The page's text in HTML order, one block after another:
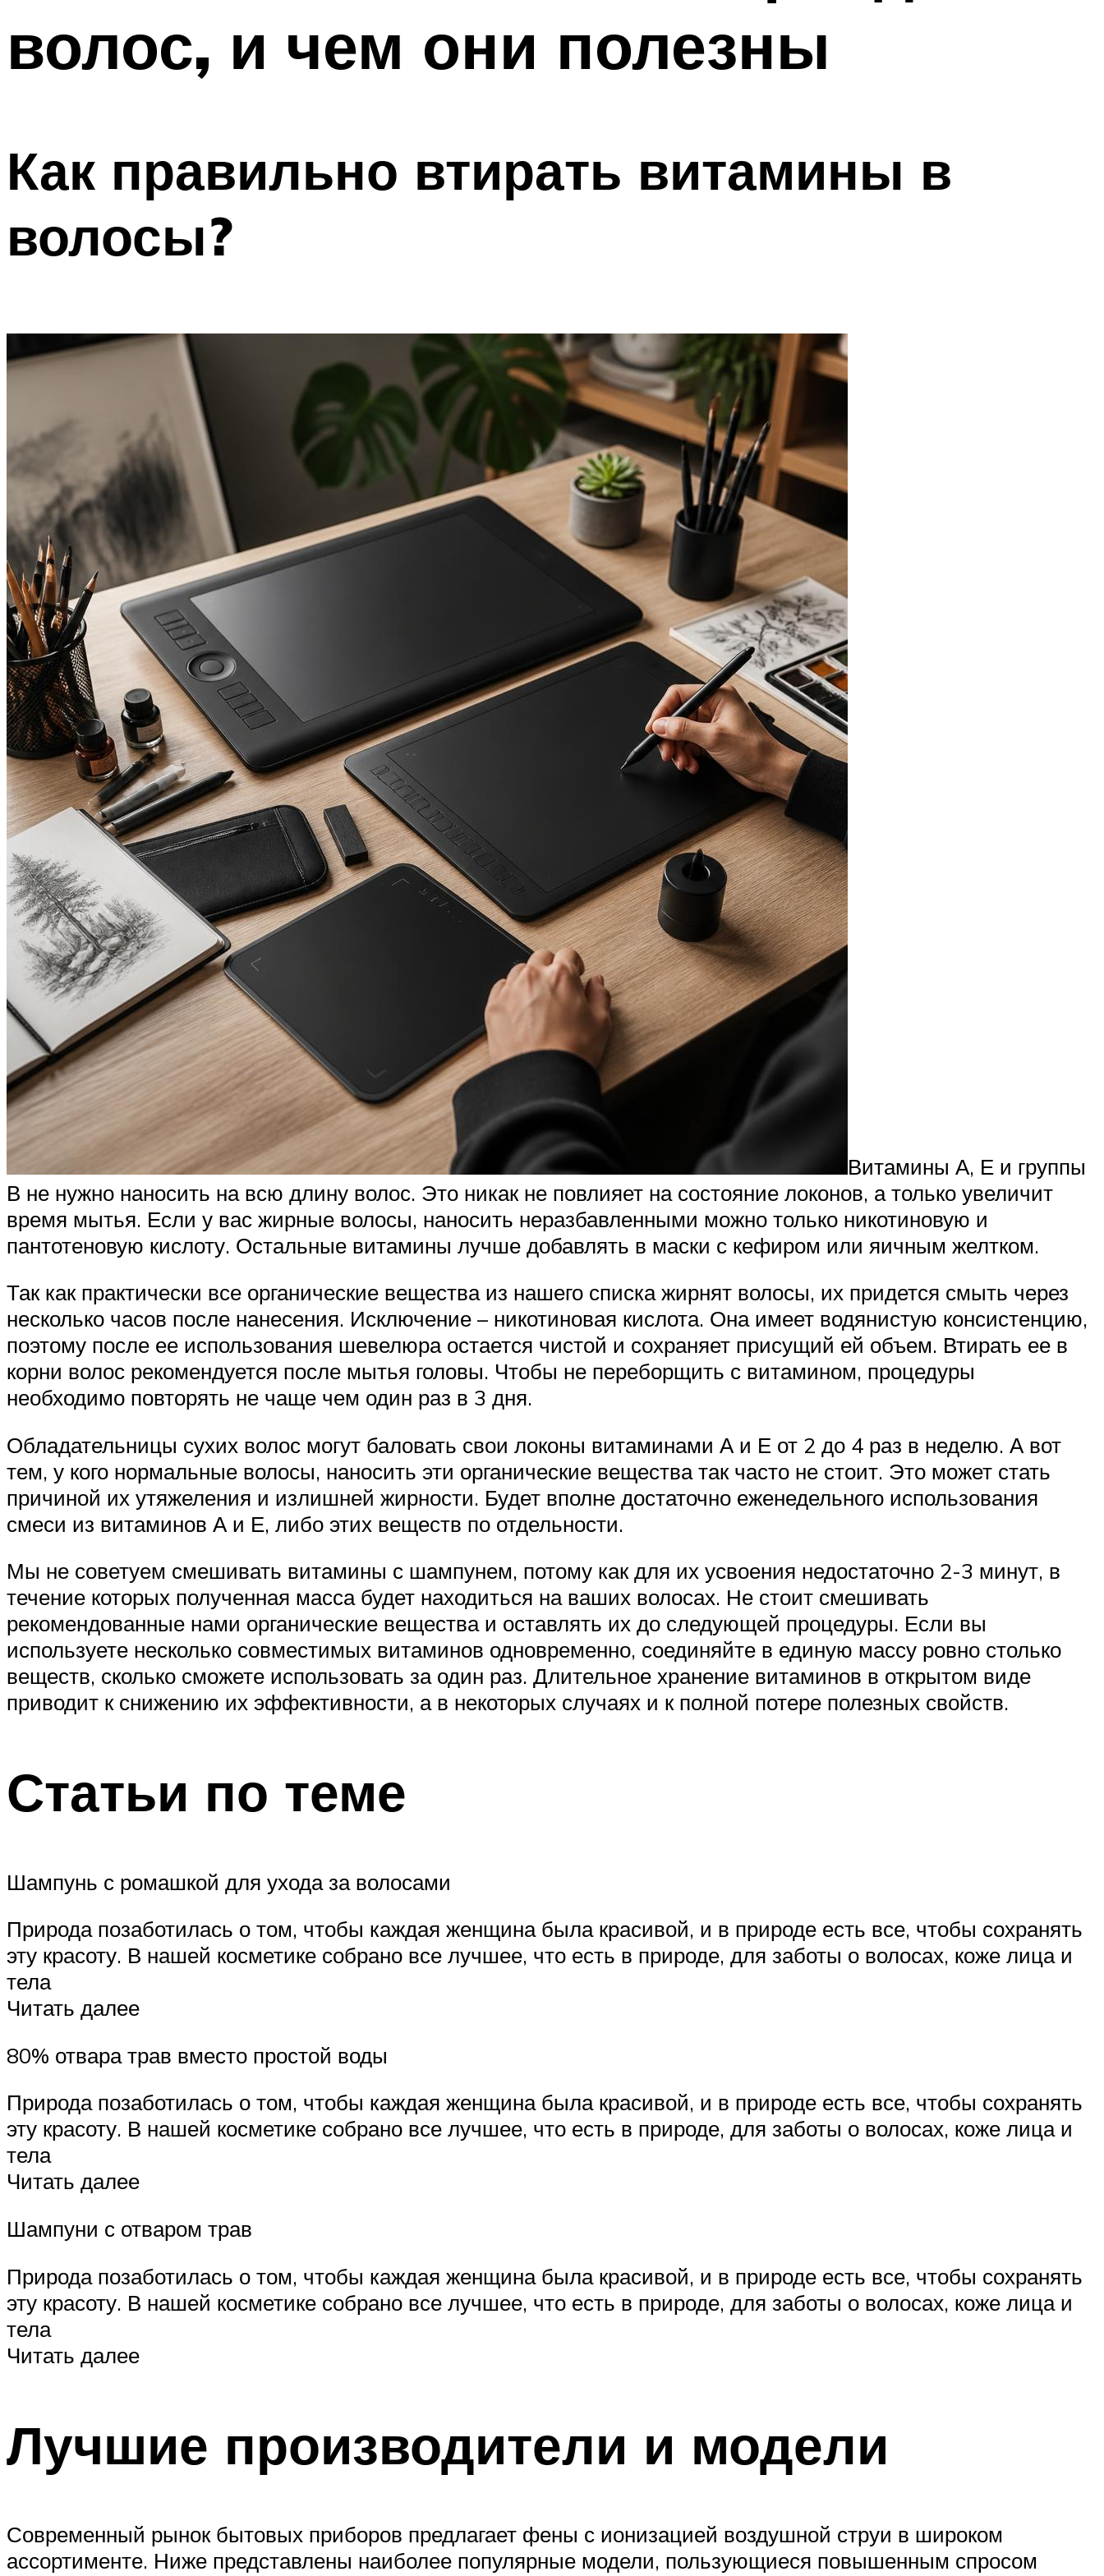
волос, и чем они полезны
Как правильно втирать витамины в
волосы?
Витамины А, Е и группы
В не нужно наносить на всю длину волос. Это никак не повлияет на состояние локонов, а только увеличит
время мытья. Если у вас жирные волосы, наносить неразбавленными можно только никотиновую и
пантотеновую кислоту. Остальные витамины лучше добавлять в маски с кефиром или яичным желтком.
Так как практически все органические вещества из нашего списка жирнят волосы, их придется смыть через
несколько часов после нанесения. Исключение – никотиновая кислота. Она имеет водянистую консистенцию,
поэтому после ее использования шевелюра остается чистой и сохраняет присущий ей объем. Втирать ее в
корни волос рекомендуется после мытья головы. Чтобы не переборщить с витамином, процедуры
необходимо повторять не чаще чем один раз в 3 дня.
Обладательницы сухих волос могут баловать свои локоны витаминами А и Е от 2 до 4 раз в неделю. А вот
тем, у кого нормальные волосы, наносить эти органические вещества так часто не стоит. Это может стать
причиной их утяжеления и излишней жирности. Будет вполне достаточно еженедельного использования
смеси из витаминов А и Е, либо этих веществ по отдельности.
Мы не советуем смешивать витамины с шампунем, потому как для их усвоения недостаточно 2-3 минут, в
течение которых полученная масса будет находиться на ваших волосах. Не стоит смешивать
рекомендованные нами органические вещества и оставлять их до следующей процедуры. Если вы
используете несколько совместимых витаминов одновременно, соединяйте в единую массу ровно столько
веществ, сколько сможете использовать за один раз. Длительное хранение витаминов в открытом виде
приводит к снижению их эффективности, а в некоторых случаях и к полной потере полезных свойств.
Статьи по теме
Шампунь с ромашкой для ухода за волосами
Природа позаботилась о том, чтобы каждая женщина была красивой, и в природе есть все, чтобы сохранять
эту красоту. В нашей косметике собрано все лучшее, что есть в природе, для заботы о волосах, коже лица и
тела
Читать далее
80% отвара трав вместо простой воды
Природа позаботилась о том, чтобы каждая женщина была красивой, и в природе есть все, чтобы сохранять
эту красоту. В нашей косметике собрано все лучшее, что есть в природе, для заботы о волосах, коже лица и
тела
Читать далее
Шампуни с отваром трав
Природа позаботилась о том, чтобы каждая женщина была красивой, и в природе есть все, чтобы сохранять
эту красоту. В нашей косметике собрано все лучшее, что есть в природе, для заботы о волосах, коже лица и
тела
Читать далее
Лучшие производители и модели
Современный рынок бытовых приборов предлагает фены с ионизацией воздушной струи в широком
ассортименте. Ниже представлены наиболее популярные модели, пользующиеся повышенным спросом